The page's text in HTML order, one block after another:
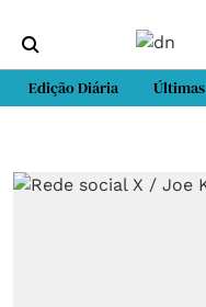
Edição Diária Últimas